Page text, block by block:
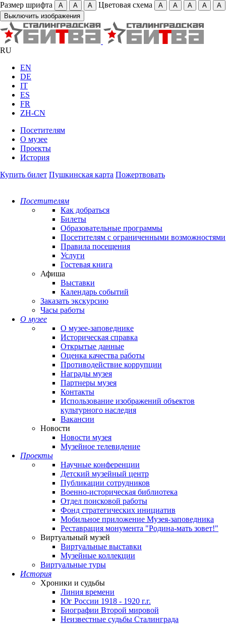
Размер шрифта А А А Цветовая схема А А А А
А
Выключить изображения
RU
EN
DE
IT
ES
FR
ZH-CN
Посетителям
О музее
Проекты
История
Купить билет Пушкинская карта Пожертвовать
Посетителям
Как добраться
Билеты
Образовательные программы
Посетителям с ограниченными возможностями
Правила посещения
Услуги
Гостевая книга
Афиша
Выставки
Календарь событий
Заказать экскурсию
Часы работы
О музее
О музее-заповеднике
Историческая справка
Открытые данные
Оценка качества работы
Противодействие коррупции
Награды музея
Партнеры музея
Контакты
Использование изображений объектов
культурного наследия
Вакансии
Новости
Новости музея
Музейное телевидение
Проекты
Научные конференции
Детский музейный центр
Публикации сотрудников
Военно-историческая библиотека
Отдел поисковой работы
Фонд стратегических инициатив
Мобильное приложение Музея-заповедника
Реставрация монумента "Родина-мать зовет!"
Виртуальный музей
Виртуальные выставки
Музейные коллекции
Виртуальные туры
История
Хроники и судьбы
Линия времени
Юг России 1918 - 1920 г.г.
Биографии Второй мировой
Неизвестные судьбы Сталинграда